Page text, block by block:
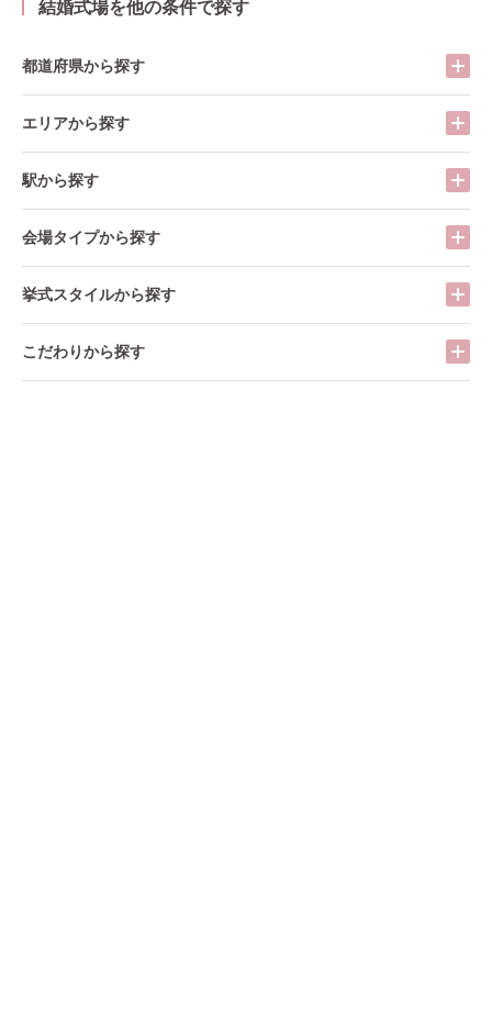
結婚式場を他の条件で探す
都道府県から探す
エリアから探す
駅から探す
会場タイプから探す
挙式スタイルから探す
こだわりから探す